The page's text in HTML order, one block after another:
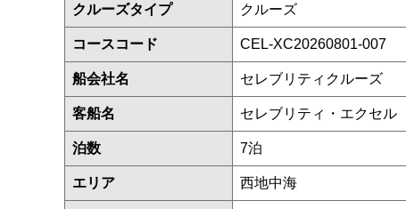
クルーズタイプ クルーズ
コースコード CEL-XC20260801-007
船会社名 セレブリティクルーズ
客船名 セレブリティ・エクセル
泊数 7泊
エリア 西地中海